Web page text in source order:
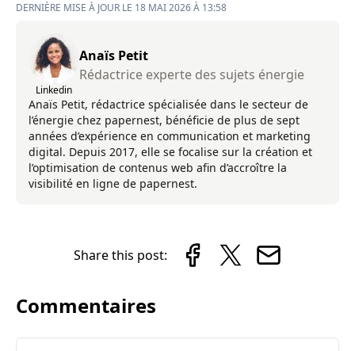
DERNIÈRE MISE À JOUR LE 18 MAI 2026 À 13:58
Linkedin
Anaïs Petit
Rédactrice experte des sujets énergie
Anaïs Petit, rédactrice spécialisée dans le secteur de
l’énergie chez papernest, bénéficie de plus de sept
années d’expérience en communication et marketing
digital. Depuis 2017, elle se focalise sur la création et
l’optimisation de contenus web afin d’accroître la
visibilité en ligne de papernest.
Share this post:
Commentaires